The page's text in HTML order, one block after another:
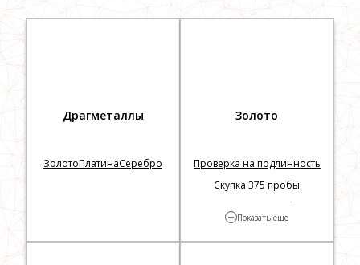
Драгметаллы
ЗолотоПлатинаСеребро
Золото
Проверка на подлинность
Скупка 375 пробы
Скупка 583 пробы
+ Показать еще